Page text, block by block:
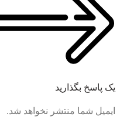
یک پاسخ بگذارید
ایمیل شما منتشر نخواهد شد.